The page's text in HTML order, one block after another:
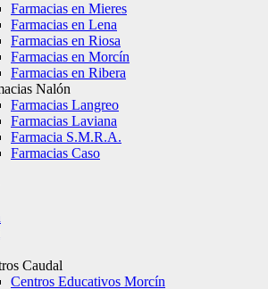
Farmacias en Mieres
Farmacias en Lena
Farmacias en Riosa
Farmacias en Morcín
Farmacias en Ribera
Nalón
Farmacias Langreo
Farmacias Laviana
Farmacia S.M.R.A.
Farmacias Caso
Caudal
Centros Educativos Morcín